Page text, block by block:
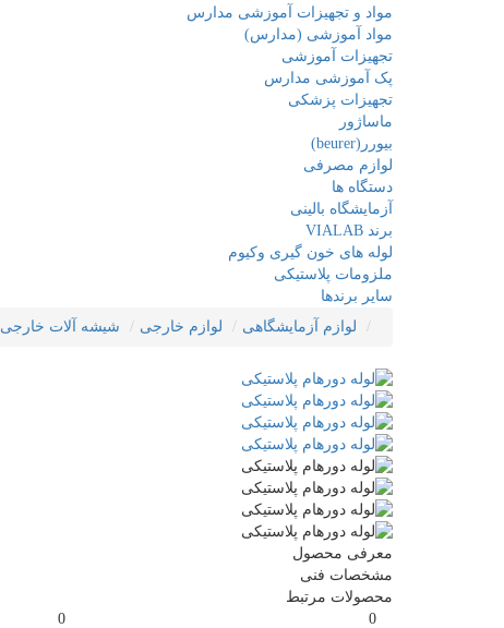
مواد و تجهیزات آموزشی مدارس
مواد آموزشی (مدارس)
تجهیزات آموزشی
پک آموزشی مدارس
تجهیزات پزشکی
ماساژور
بیورر(beurer)
لوازم مصرفی
دستگاه ها
آزمایشگاه بالینی
برند VIALAB
لوله های خون گیری وکیوم
ملزومات پلاستیکی
سایر برندها
لوازم آزمایشگاهی
لوازم خارجی شیشه آلات خارجی
معرفی محصول
مشخصات فنی
محصولات مرتبط
0
0